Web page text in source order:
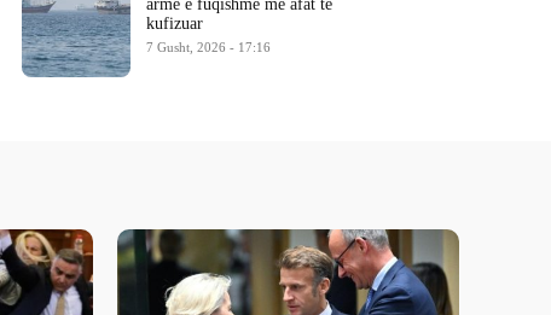
armë e fuqishme me afat të
kufizuar
7 Gusht, 2026 - 17:16